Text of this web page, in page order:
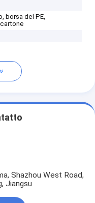
borsa del PE,
Shazhou West Road,
Jiangsu